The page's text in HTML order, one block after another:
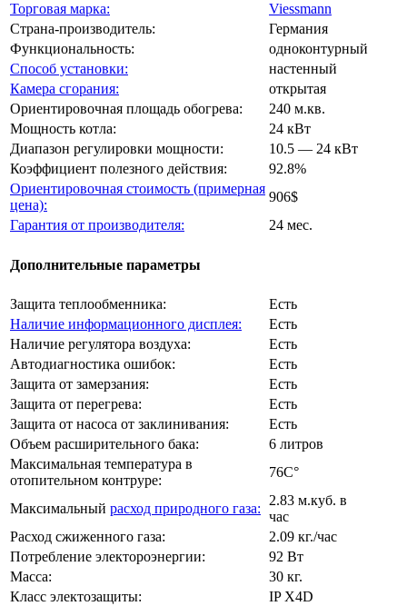
Торговая марка:
Viessmann
Страна-производитель:
Германия
Функциональность:
одноконтурный
Способ установки:
настенный
Камера сгорания:
открытая
Ориентировочная площадь обогрева:
240 м.кв.
Мощность котла:
24 кВт
Диапазон регулировки мощности:
10.5 — 24 кВт
Коэффициент полезного действия:
92.8%
Ориентировочная стоимость (примерная
цена):
906$
Гарантия от производителя:
24 мес.
Дополнительные параметры
Защита теплообменника:
Есть
Наличие информационного дисплея:
Есть
Наличие регулятора воздуха:
Есть
Автодиагностика ошибок:
Есть
Защита от замерзания:
Есть
Защита от перегрева:
Есть
Защита от насоса от заклинивания:
Есть
Объем расширительного бака:
6 литров
Максимальная температура в
отопительном контруре:
76C°
Максимальный расход природного газа:
2.83 м.куб. в
час
Расход сжиженного газа:
2.09 кг./час
Потребление электороэнергии:
92 Вт
Масса:
30 кг.
Класс электозащиты:
IP X4D